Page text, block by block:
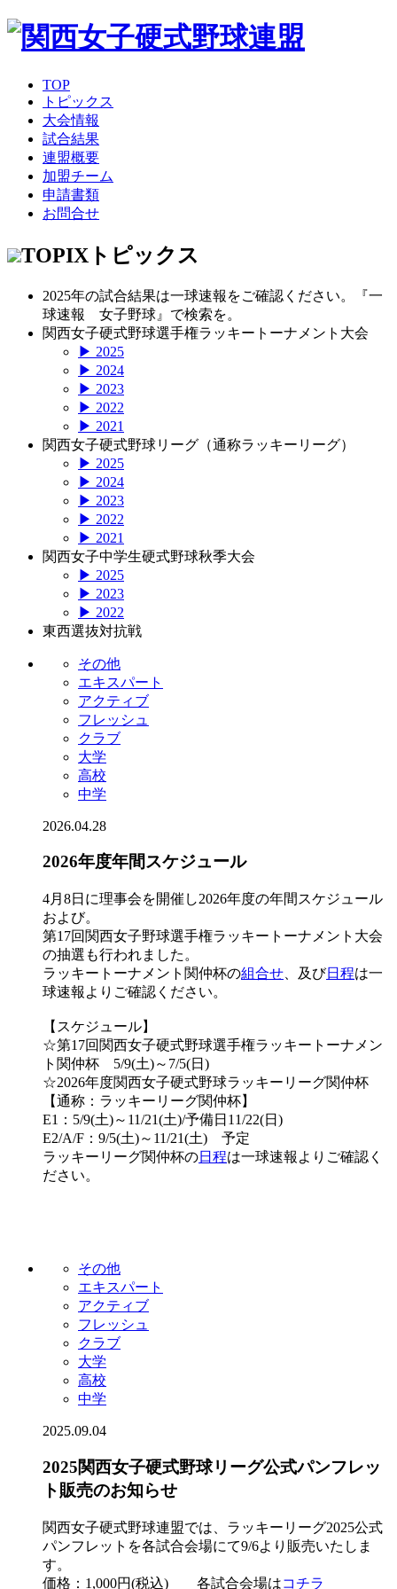
TOP
トピックス
大会情報
試合結果
連盟概要
加盟チーム
申請書類
お問合せ
TOPIX トピックス
2025年の試合結果は一球速報をご確認ください。『一
球速報 女子野球』で検索を。
関西女子硬式野球選手権ラッキートーナメント大会
▶ 2025
▶ 2024
▶ 2023
▶ 2022
▶ 2021
関西女子硬式野球リーグ（通称ラッキーリーグ）
▶ 2025
▶ 2024
▶ 2023
▶ 2022
▶ 2021
関西女子中学生硬式野球秋季大会
▶ 2025
▶ 2023
▶ 2022
東西選抜対抗戦
その他
エキスパート
アクティブ
フレッシュ
クラブ
大学
高校
中学
2026.04.28
2026年度年間スケジュール
4月8日に理事会を開催し2026年度の年間スケジュール
および。
第17回関西女子野球選手権ラッキートーナメント大会
の抽選も行われました。
ラッキートーナメント関仲杯の組合せ 、及び日程は一
球速報よりご確認ください。
【スケジュール】
☆第17回関西女子硬式野球選手権ラッキートーナメン
ト関仲杯 5/9(土)～7/5(日)
☆2026年度関西女子硬式野球ラッキーリーグ関仲杯
【通称：ラッキーリーグ関仲杯】
E1：5/9(土)～11/21(土)/予備日11/22(日)
E2/A/F：9/5(土)～11/21(土) 予定
ラッキーリーグ関仲杯の日程は一球速報よりご確認く
ださい。
その他
エキスパート
アクティブ
フレッシュ
クラブ
大学
高校
中学
2025.09.04
2025関西女子硬式野球リーグ公式パンフレッ
ト販売のお知らせ
関西女子硬式野球連盟では、ラッキーリーグ2025公式
パンフレットを各試合会場にて9/6より販売いたしま
す。
価格：1,000円(税込) 各試合会場はコチラ